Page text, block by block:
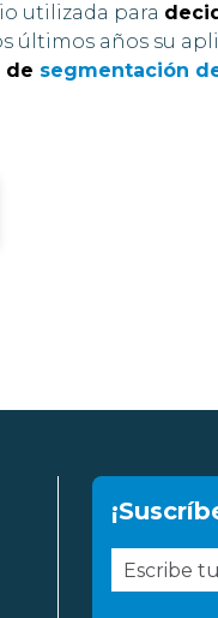
utilizada para
últimos años su
de segmentación